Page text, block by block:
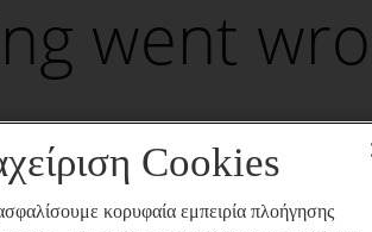
went
Cookies
κορυφαία εμπειρία πλοήγησης